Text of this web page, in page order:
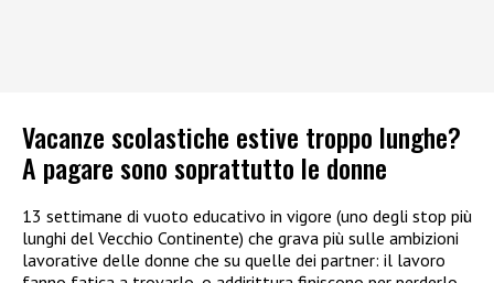
Vacanze scolastiche estive troppo lunghe?
A pagare sono soprattutto le donne
13 settimane di vuoto educativo in vigore (uno degli stop più
lunghi del Vecchio Continente) che grava più sulle ambizioni
lavorative delle donne che su quelle dei partner: il lavoro